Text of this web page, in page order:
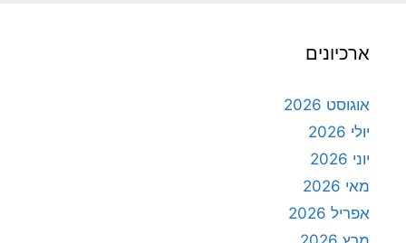
ארכיונים
אוגוסט 2026
יולי 2026
יוני 2026
מאי 2026
אפריל 2026